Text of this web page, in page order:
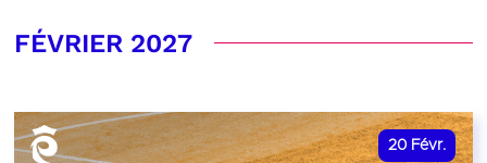
FÉVRIER 2027
20 Févr.